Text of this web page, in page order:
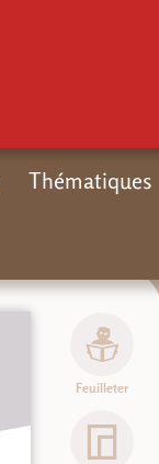
Feuilleter
Thématiques